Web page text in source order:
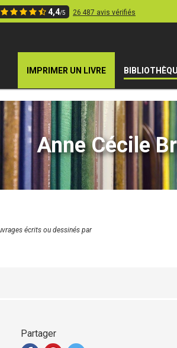
4,4/5 26 487 avis vérifiés
IMPRIMER UN LIVRE
Anne Cécile
écrits ou dessinés par
Partager